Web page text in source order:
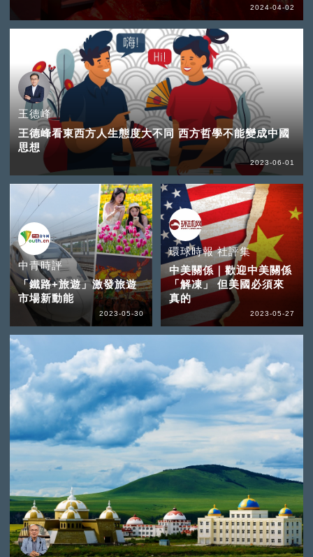
2024-04-02
王德峰
王德峰看東西方人生態度大不同 西方哲學不能變成中國
思想
2023-06-01
中青時評
「鐵路+旅遊」激發旅遊
市場新動能
2023-05-30
環球時報 社評集
中美關係｜歡迎中美關係
「解凍」 但美國必須來
真的
2023-05-27